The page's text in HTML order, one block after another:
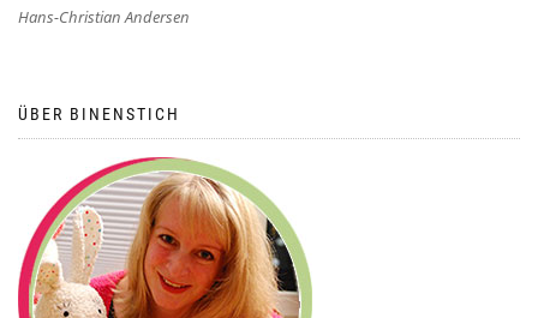
Hans-Christian Andersen
ÜBER BINENSTICH